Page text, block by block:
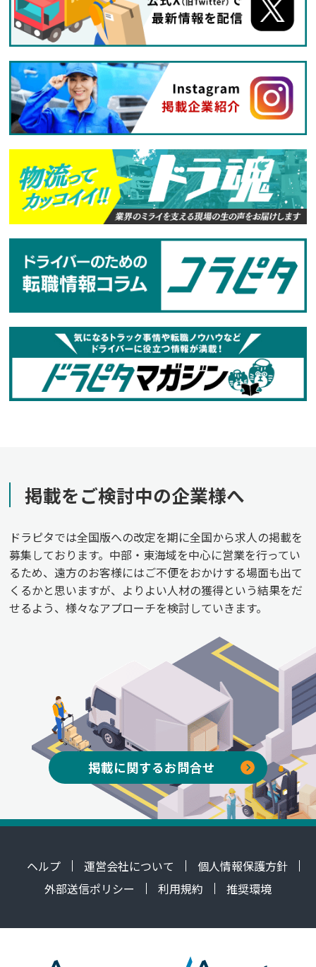
掲載をご検討中の企業様へ
ドラピタでは全国版への改定を期に全国から求人の掲載を
募集しております。中部・東海域を中心に営業を行ってい
るため、遠方のお客様にはご不便をおかけする場面も出て
くるかと思いますが、よりよい人材の獲得という結果をだ
せるよう、様々なアプローチを検討していきます。
掲載に関するお問合せ
ヘルプ 運営会社について
個人情報保護方針
外部送信ポリシー
利用規約 推奨環境